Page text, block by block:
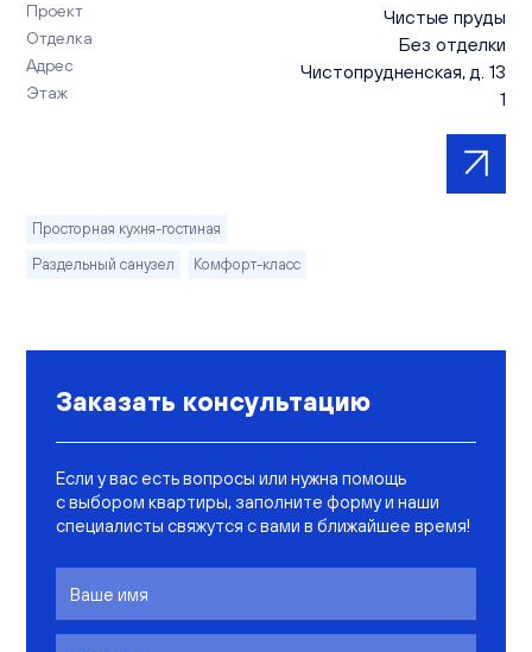
Проект Чистые пруды
Отделка Без отделки
Адрес Чистопрудненская, д. 13
Этаж 1
Просторная кухня-гостиная
Раздельный санузел
Комфорт-класс
Заказать консультацию
Если у вас есть вопросы или нужна помощь
с выбором квартиры, заполните форму и наши
специалисты свяжутся с вами в ближайшее время!